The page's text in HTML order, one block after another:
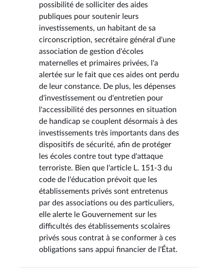
possibilité de solliciter des aides
publiques pour soutenir leurs
investissements, un habitant de sa
circonscription, secrétaire général d'une
association de gestion d'écoles
maternelles et primaires privées, l'a
alertée sur le fait que ces aides ont perdu
de leur constance. De plus, les dépenses
d'investissement ou d'entretien pour
l'accessibilité des personnes en situation
de handicap se couplent désormais à des
investissements très importants dans des
dispositifs de sécurité, afin de protéger
les écoles contre tout type d'attaque
terroriste. Bien que l'article L. 151-3 du
code de l'éducation prévoit que les
établissements privés sont entretenus
par des associations ou des particuliers,
elle alerte le Gouvernement sur les
difficultés des établissements scolaires
privés sous contrat à se conformer à ces
obligations sans appui financier de l'État.